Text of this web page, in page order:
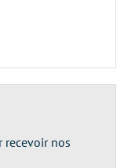
recevoir nos